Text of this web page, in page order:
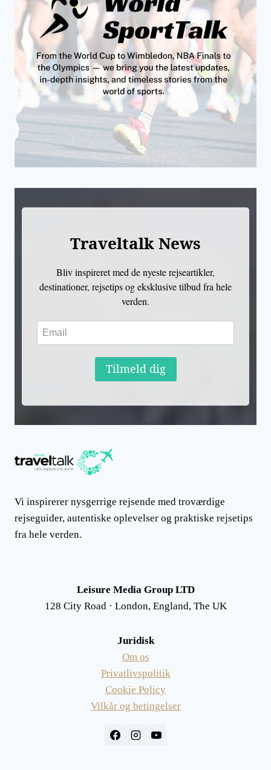
Traveltalk News
Bliv inspireret med de nyeste rejseartikler,
destinationer, rejsetips og eksklusive tilbud fra hele
verden.
Tilmeld dig
Vi inspirerer nysgerrige rejsende med troværdige
rejseguider, autentiske oplevelser og praktiske rejsetips
fra hele verden.
Leisure Media Group LTD
128 City Road · London, England, The UK
Juridisk
Om os
Privatlivspolitik
Cookie Policy
Vilkår og betingelser